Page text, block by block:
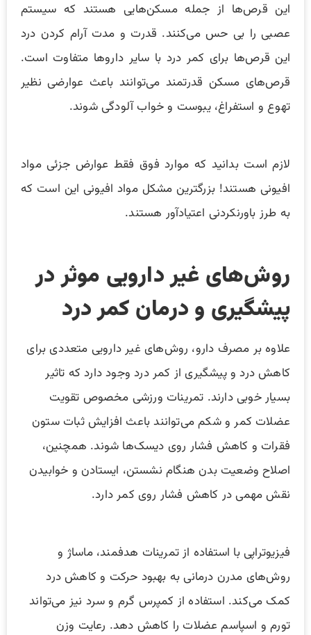
این قرص‌ها از جمله مسکن‌هایی هستند که سیستم
عصبی را بی حس می‌کنند. قدرت و مدت آرام کردن درد
این قرص‌‌ها برای کمر درد با سایر داروها متفاوت است.
قرص‌های مسکن قدرتمند می‌توانند باعث عوارضی نظیر
تهوع و استفراغ، یبوست و خواب آلودگی شوند.
لازم است بدانید که موارد فوق فقط عوارض جزئی مواد
افیونی هستند! بزرگترین مشکل مواد افیونی این است که
به طرز باورنکردنی اعتیادآور هستند.
روش‌های غیر دارویی موثر در
پیشگیری و درمان کمر درد
علاوه بر مصرف دارو، روش‌های غیر دارویی متعددی برای
کاهش درد و پیشگیری از کمر درد وجود دارد که تاثیر
بسیار خوبی دارند. تمرینات ورزشی مخصوص تقویت
عضلات کمر و شکم می‌توانند باعث افزایش ثبات ستون
فقرات و کاهش فشار روی دیسک‌ها شوند. همچنین،
اصلاح وضعیت بدن هنگام نشستن، ایستادن و خوابیدن
نقش مهمی در کاهش فشار روی کمر دارد.
فیزیوتراپی با استفاده از تمرینات هدفمند، ماساژ و
روش‌های مدرن درمانی به بهبود حرکت و کاهش درد
کمک می‌کند. استفاده از کمپرس گرم و سرد نیز می‌تواند
تورم و اسپاسم عضلات را کاهش دهد. رعایت وزن